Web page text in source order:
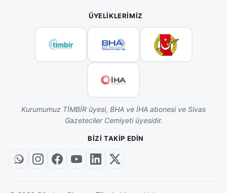
ÜYELIKLERIMIZ
Kurumumuz TİMBİR üyesi, BHA ve İHA abonesi ve Sivas
Gazeteciler Cemiyeti üyesidir.
BIZI TAKIP EDIN